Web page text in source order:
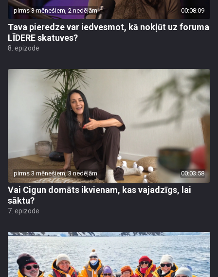
pirms 3 mēnešiem, 2 nedēļām 00:08:09
Tava pieredze var iedvesmot, kā nokļūt uz foruma
LĪDERE skatuves?
8. epizode
pirms 3 mēnešiem, 3 nedēļām 00:03:58
Vai Cigun domāts ikvienam, kas vajadzīgs, lai
sāktu?
7. epizode